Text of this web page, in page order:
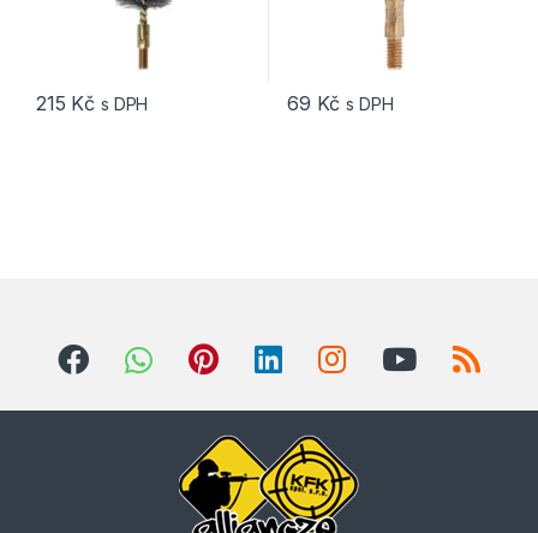
215 Kč s DPH 69 Kč s DPH